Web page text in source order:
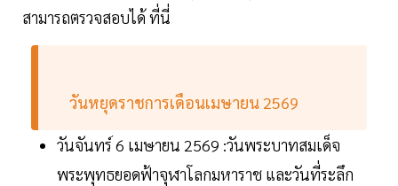
สามารถตรวจสอบได้ ที่นี่
วันหยุดราชการเดือนเมษายน 2569
วันจันทร์ 6 เมษายน 2569 :วันพระบาทสมเด็จ
พระพุทธยอดฟ้าจุฬาโลกมหาราช และวันที่ระลึก